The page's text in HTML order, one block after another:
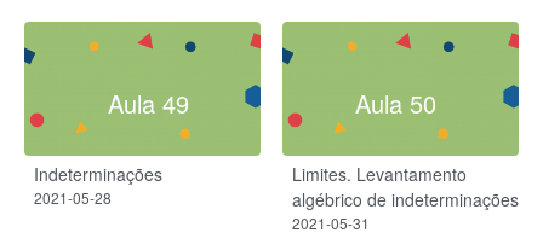
Aula 49
Indeterminações
2021-05-28
Aula 50
Limites. Levantamento
algébrico de indeterminações
2021-05-31